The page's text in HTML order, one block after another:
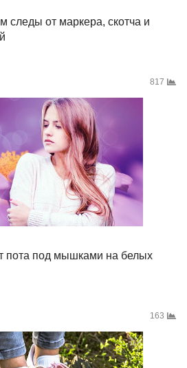
следы от маркера, скотча и
817
пота под мышками на белых
163